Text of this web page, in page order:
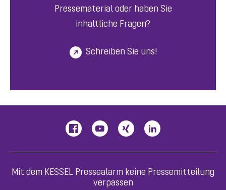
Pressematerial oder haben Sie
inhaltliche Fragen?
Schreiben Sie uns!
Mit dem KESSEL Pressealarm keine Pressemitteilung
verpassen